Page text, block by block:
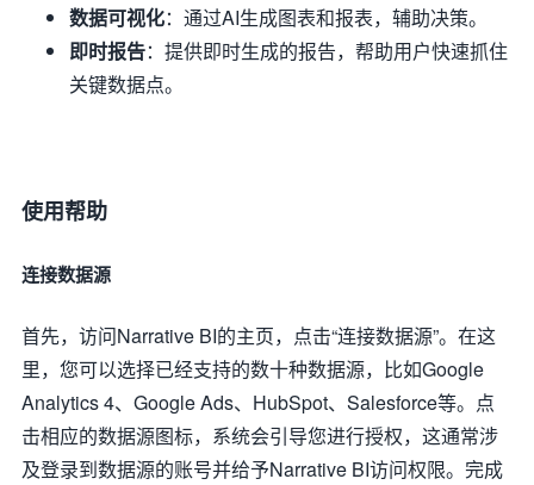
数据可视化：通过AI生成图表和报表，辅助决策。
即时报告：提供即时生成的报告，帮助用户快速抓住
关键数据点。
使用帮助
连接数据源
首先，访问Narrative BI的主页，点击“连接数据源”。在这
里，您可以选择已经支持的数十种数据源，比如Google
Analytics 4、Google Ads、HubSpot、Salesforce等。点
击相应的数据源图标，系统会引导您进行授权，这通常涉
及登录到数据源的账号并给予Narrative BI访问权限。完成